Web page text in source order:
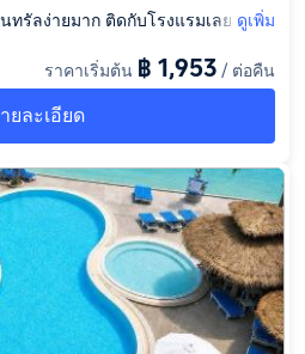
ทรัลง่ายมาก ติดกับโรงแรมเลย สาม
ลือ ติดต่ออะไรง่าย พนักงานรีบมาช่ว
ดูเพิ่ม
ราคาเริ่มต้น ฿ 1,953 / ต่อคืน
ยละเอียด